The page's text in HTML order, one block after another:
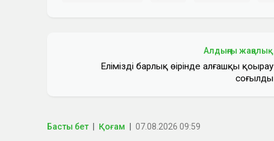
Алдыңғы жаңалық
Еліміздің барлық өңірінде алғашқы қоңырау
соғылды
Басты бет Қоғам 07.08.2026 09:59